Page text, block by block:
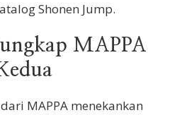
Shonen Jump.
MAPPA
MAPPA menekankan